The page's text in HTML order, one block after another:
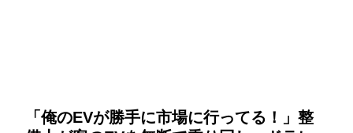
「俺のEVが勝手に市場に行ってる！」整